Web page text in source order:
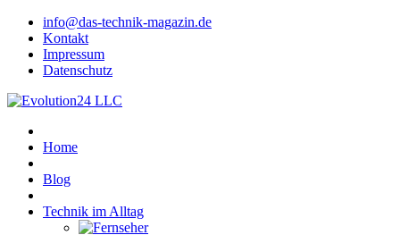
info@das-technik-magazin.de
Kontakt
Impressum
Datenschutz
Home
Blog
Technik im Alltag